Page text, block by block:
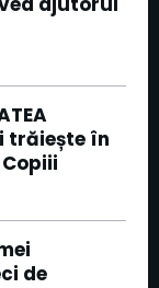
trăiește în
de